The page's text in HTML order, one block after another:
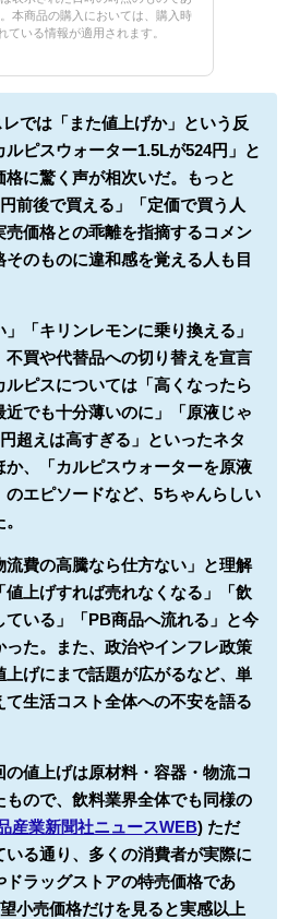
本商品の購入においては、購入時
いる情報が適用されます。
レでは「また値上げか」という反
ピスウォーター1.5Lが524円」と
に驚く声が相次いだ。もっと
前後で買える」「定価で買う人
価格との乖離を指摘するコメン
そのものに違和感を覚える人も目
」「キリンレモンに乗り換える」
不買や代替品への切り替えを宣言
ピスについては「高くなったら
でも十分薄いのに」「原液じゃ
超えは高すぎる」といったネタ
、「カルピスウォーターを原液
エピソードなど、5ちゃんらしい
費の高騰なら仕方ない」と理解
値上げすれば売れなくなる」「飲
いる」「PB商品へ流れる」と今
た。また、政治やインフレ政策
げにまで話題が広がるなど、単
生活コスト全体への不安を語る
値上げは原材料・容器・物流コ
もので、飲料業界全体でも同様の
産業新聞社ニュースWEB) ただ
いる通り、多くの消費者が実際に
ドラッグストアの特売価格であ
小売価格だけを見ると実感以上